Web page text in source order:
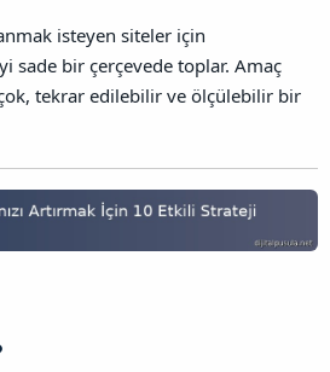
isteyen siteler için
sade bir çerçevede toplar. Amaç
tekrar edilebilir ve ölçülebilir bir